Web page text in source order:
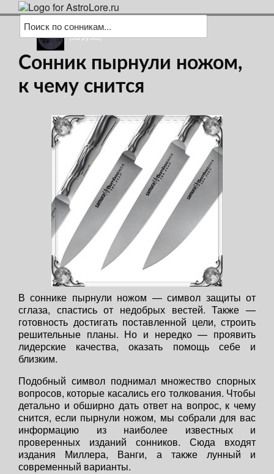
(загрузка)
Сонник пырнули ножом,
к чему снится
В соннике пырнули ножом — символ защиты от
сглаза, спастись от недобрых вестей. Также —
готовность достигать поставленной цели, строить
решительные планы. Но и нередко — проявить
лидерские качества, оказать помощь себе и
близким.
Подобный символ поднимал множество спорных
вопросов, которые касались его толкования. Чтобы
детально и обширно дать ответ на вопрос, к чему
снится, если пырнули ножом, мы собрали для вас
информацию из наиболее известных и
проверенных изданий сонников. Сюда входят
издания Миллера, Ванги, а также лунный и
современный варианты.